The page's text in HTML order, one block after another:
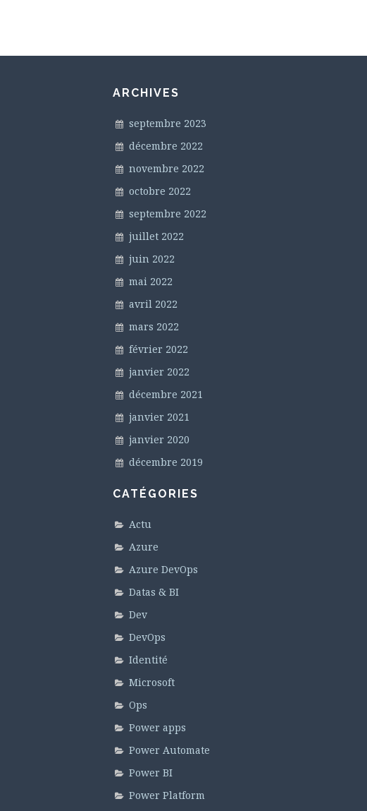
ARCHIVES
septembre 2023
décembre 2022
novembre 2022
octobre 2022
septembre 2022
juillet 2022
juin 2022
mai 2022
avril 2022
mars 2022
février 2022
janvier 2022
décembre 2021
janvier 2021
janvier 2020
décembre 2019
CATÉGORIES
Actu
Azure
Azure DevOps
Datas & BI
Dev
DevOps
Identité
Microsoft
Ops
Power apps
Power Automate
Power BI
Power Platform